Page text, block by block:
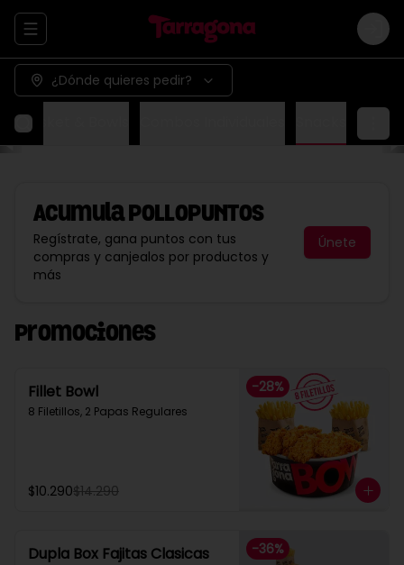
Abrir menu de navegación Login
¿Dónde quieres pedir?
Basket & Bowls
AcumulaPOLLOPUNTOS
Regístrate, gana puntos con tus
compras y canjealos por productos y
más
Únete
Promociones
-28%
Fillet Bowl
8 Filetillos, 2 Papas Regulares
$10.290$14.290
-36%
Dupla Box Fajitas Clasicas